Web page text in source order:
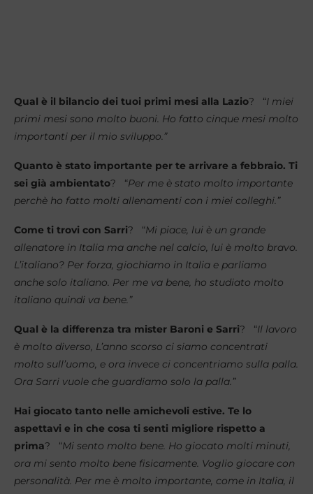
Qual è il bilancio dei tuoi primi mesi alla Lazio? “I miei
primi mesi sono molto buoni. Ho fatto cinque mesi molto
importanti per il mio sviluppo.”
Quanto è stato importante per te arrivare a febbraio. Ti
sei già ambientato? “Per me è stato molto importante
perchè ho fatto molti allenamenti con i miei colleghi.”
Come ti trovi con Sarri? “Mi piace, lui è un grande
allenatore in Italia ma anche nel calcio, lui è molto bravo.
L’italiano? Per forza, giochiamo in Italia e parliamo
anche solo italiano. Per me va bene, ho studiato molto
italiano quindi va bene.”
Qual è la differenza tra mister Baroni e Sarri? “Il lavoro
è molto diverso, L’anno scorso ci siamo concentrati
molto sull’uomo, e ora invece ci concentriamo sulla palla.
Ora Sarri vuole che guardiamo solo la palla.”
Hai giocato tanto nelle amichevoli estive. Te lo
aspettavi e in che cosa ti senti migliore rispetto a
prima? “Mi sento molto bene. Ho giocato molti minuti,
ora mi sento molto bene fisicamente. Voglio giocare con
personalità. Per me è molto importante, come in Italia, il